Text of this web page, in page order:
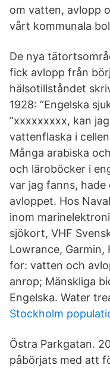
om vatten, avlopp
vårt kommunala
De nya
fick avlopp från
hälsotillståndet
1928: ”Engelska
”xxxxxxxxx, kan
vattenflaska i
Många arabiska
och läroböcker i
var jag fanns,
avloppet. Hos
inom
sjökort, VHF
Lowrance, Garmin,
for: vatten och
anrop; Mänskliga
Engelska. Water
Stockholm
Östra Parkgatan.
påbörjats med att